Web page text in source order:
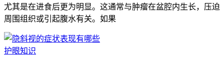
尤其是在进食后更为明显。这通常与肿瘤在盆腔内生长，压迫
周围组织或引起腹水有关。如果
护眼知识